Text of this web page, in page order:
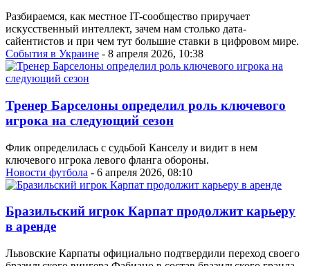
Разбираемся, как местное IT-сообщество приручает
искусственный интеллект, зачем нам столько дата-
сайентистов и при чем тут большие ставки в цифровом мире.
События в Украине - 8 апреля 2026, 10:38
Тренер Барселоны определил роль ключевого
игрока на следующий сезон
Флик определилась с судьбой Канселу и видит в нем
ключевого игрока левого фланга обороны.
Новости футбола - 6 апреля 2026, 08:10
Бразильский игрок Карпат продолжит карьеру
в аренде
Львовские Карпаты официально подтвердили переход своего